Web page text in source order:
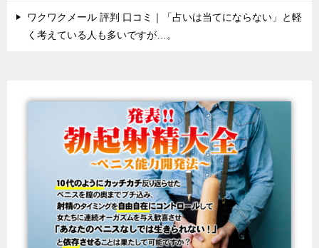
ワクワクメール 評判 口コミ｜「占いは当てにならない」と軽
く考えている人も多いですが…。